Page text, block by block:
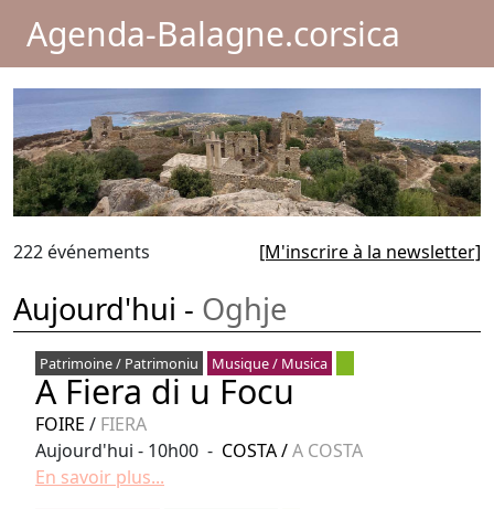
Agenda-Balagne.corsica
[M'inscrire à la newsletter]
222 événements
Aujourd'hui - Oghje
Patrimoine / Patrimoniu Musique / Musica
A Fiera di u Focu
FOIRE / FIERA
Aujourd'hui - 10h00 - COSTA/A COSTA
En savoir plus...